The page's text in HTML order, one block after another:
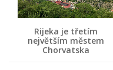
Rijeka je třetím
největším městem
Chorvatska